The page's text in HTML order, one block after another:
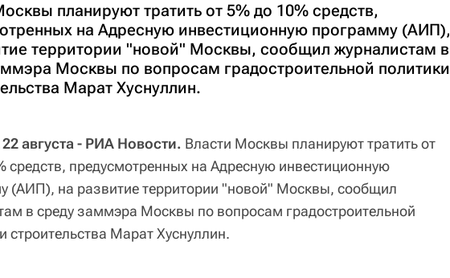
планируют тратить от 5% до 10% средств,
на Адресную инвестиционную программу (АИП),
территории "новой" Москвы, сообщил журналистам в
Москвы по вопросам градостроительной политики
Марат Хуснуллин.
августа - РИА Новости. Власти Москвы планируют тратить от
средств, предусмотренных на Адресную инвестиционную
(АИП), на развитие территории "новой" Москвы, сообщил
в среду заммэра Москвы по вопросам градостроительной
строительства Марат Хуснуллин.